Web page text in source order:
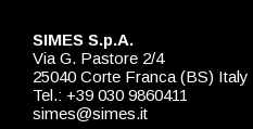
SIMES S.p.A.
Via G. Pastore 2/4
25040 Corte Franca (BS) Italy
Tel.: +39 030 9860411
simes@simes.it